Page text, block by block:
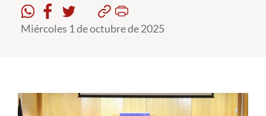
Vinculación con el Medio
Postgrado
Miércoles 1 de octubre de 2025